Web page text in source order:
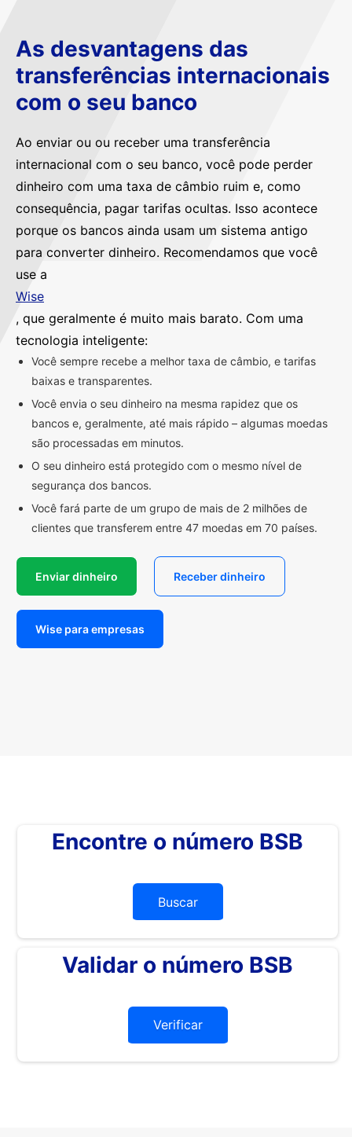
As desvantagens das
transferências internacionais
com o seu banco
Ao enviar ou ou receber uma transferência
internacional com o seu banco, você pode perder
dinheiro com uma taxa de câmbio ruim e, como
consequência, pagar tarifas ocultas. Isso acontece
porque os bancos ainda usam um sistema antigo
para converter dinheiro. Recomendamos que você
use a
Wise
, que geralmente é muito mais barato. Com uma
tecnologia inteligente:
Você sempre recebe a melhor taxa de câmbio, e tarifas
baixas e transparentes.
Você envia o seu dinheiro na mesma rapidez que os
bancos e, geralmente, até mais rápido – algumas moedas
são processadas em minutos.
O seu dinheiro está protegido com o mesmo nível de
segurança dos bancos.
Você fará parte de um grupo de mais de 2 milhões de
clientes que transferem entre 47 moedas em 70 países.
Enviar dinheiro Receber dinheiro
Wise para empresas
Encontre o número BSB
Buscar
Validar o número BSB
Verificar